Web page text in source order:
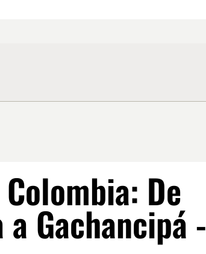
De
a Gachancipá -